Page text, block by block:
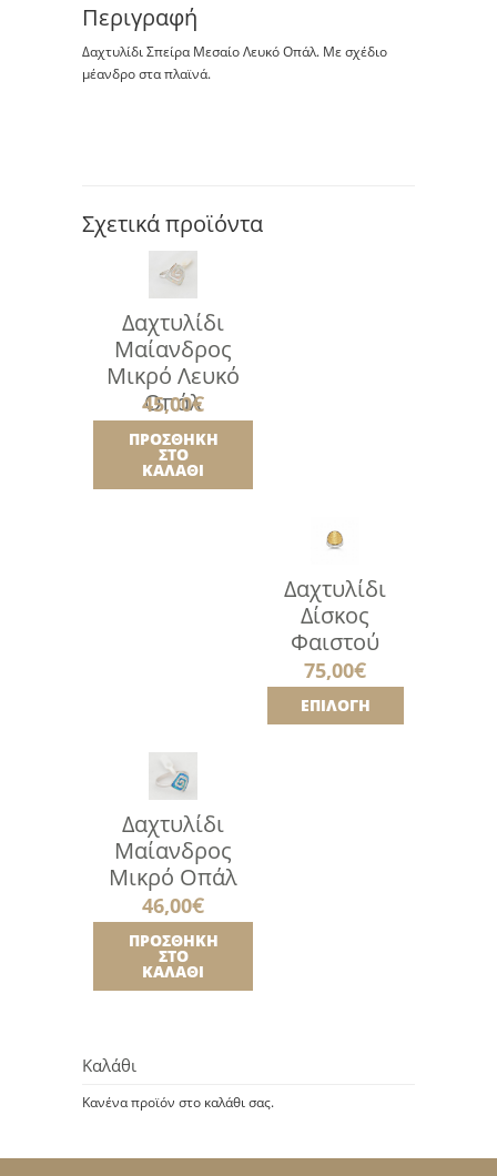
Περιγραφή
Δαχτυλίδι Σπείρα Μεσαίο Λευκό Οπάλ. Με σχέδιο
μέανδρο στα πλαϊνά.
Σχετικά προϊόντα
Δαχτυλίδι
Μαίανδρος
Μικρό Λευκό
Οπάλ
45,00€
ΠΡΟΣΘΉΚΗ
ΣΤΟ
ΚΑΛΆΘΙ
Δαχτυλίδι
Δίσκος
Φαιστού
75,00€
ΕΠΙΛΟΓΉ
Δαχτυλίδι
Μαίανδρος
Μικρό Οπάλ
46,00€
ΠΡΟΣΘΉΚΗ
ΣΤΟ
ΚΑΛΆΘΙ
Καλάθι
Κανένα προϊόν στο καλάθι σας.